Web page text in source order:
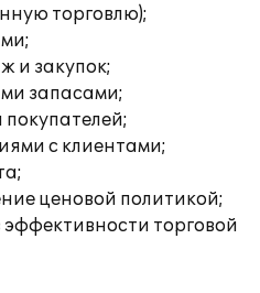
торговлю);
и закупок;
запасами;
с клиентами;
ценовой политикой;
торговой